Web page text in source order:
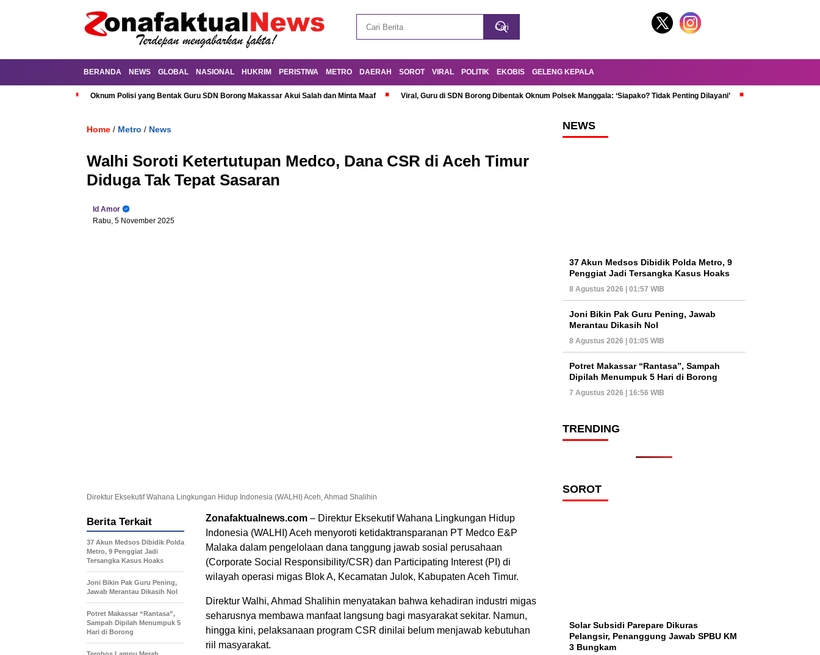
BERANDA NEWS GLOBAL NASIONAL HUKRIM PERISTIWA METRO DAERAH SOROT VIRAL POLITIK EKOBIS GELENG KEPALA
Oknum Polisi yang Bentak Guru SDN Borong Makassar Akui Salah dan Minta Maaf Viral, Guru di SDN Borong Dibentak Oknum Polsek Manggala: ‘Siapako? Tidak Penting Dilayani’
Home / Metro / News
Walhi Soroti Ketertutupan Medco, Dana CSR di Aceh Timur
Diduga Tak Tepat Sasaran
Id Amor
Rabu, 5 November 2025
Direktur Eksekutif Wahana Lingkungan Hidup Indonesia (WALHI) Aceh, Ahmad Shalihin
Zonafaktualnews.com – Direktur Eksekutif Wahana Lingkungan Hidup
Indonesia (WALHI) Aceh menyoroti ketidaktransparanan PT Medco E&P
Malaka dalam pengelolaan dana tanggung jawab sosial perusahaan
(Corporate Social Responsibility/CSR) dan Participating Interest (PI) di
wilayah operasi migas Blok A, Kecamatan Julok, Kabupaten Aceh Timur.
Direktur Walhi, Ahmad Shalihin menyatakan bahwa kehadiran industri migas
seharusnya membawa manfaat langsung bagi masyarakat sekitar. Namun,
hingga kini, pelaksanaan program CSR dinilai belum menjawab kebutuhan
riil masyarakat.
Berita Terkait
37 Akun Medsos Dibidik Polda
Metro, 9 Penggiat Jadi
Tersangka Kasus Hoaks
Joni Bikin Pak Guru Pening,
Jawab Merantau Dikasih Nol
Potret Makassar “Rantasa”,
Sampah Dipilah Menumpuk 5
Hari di Borong
Terobos Lampu Merah,
NEWS
37 Akun Medsos Dibidik Polda Metro, 9
Penggiat Jadi Tersangka Kasus Hoaks
8 Agustus 2026 | 01:57 WIB
Joni Bikin Pak Guru Pening, Jawab
Merantau Dikasih Nol
8 Agustus 2026 | 01:05 WIB
Potret Makassar “Rantasa”, Sampah
Dipilah Menumpuk 5 Hari di Borong
7 Agustus 2026 | 16:56 WIB
TRENDING
SOROT
Solar Subsidi Parepare Dikuras
Pelangsir, Penanggung Jawab SPBU KM
3 Bungkam